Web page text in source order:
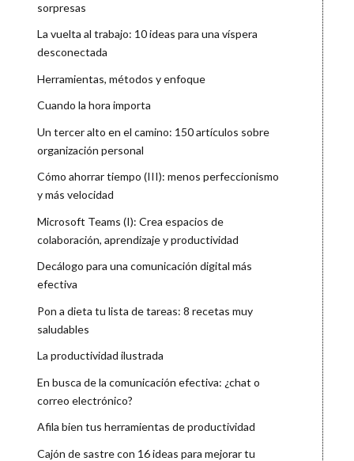
sorpresas
La vuelta al trabajo: 10 ideas para una víspera
desconectada
Herramientas, métodos y enfoque
Cuando la hora importa
Un tercer alto en el camino: 150 artículos sobre
organización personal
Cómo ahorrar tiempo (III): menos perfeccionismo
y más velocidad
Microsoft Teams (I): Crea espacios de
colaboración, aprendizaje y productividad
Decálogo para una comunicación digital más
efectiva
Pon a dieta tu lista de tareas: 8 recetas muy
saludables
La productividad ilustrada
En busca de la comunicación efectiva: ¿chat o
correo electrónico?
Afila bien tus herramientas de productividad
Cajón de sastre con 16 ideas para mejorar tu